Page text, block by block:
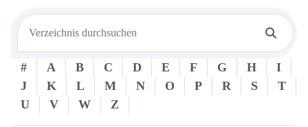
# A B C D E F G H
I
J
K L M N O P R S
T
U
V W Z